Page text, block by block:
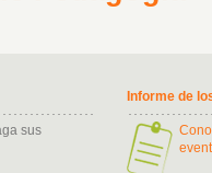
sus
Informe de